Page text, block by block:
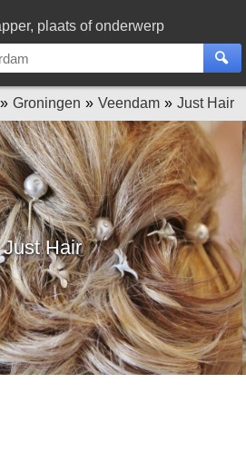
plaats of onderwerp
Groningen Veendam Just Hair
Just Hair